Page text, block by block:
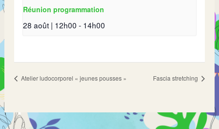
Réunion programmation
28 août | 12h00 - 14h00
Atelier ludocorporel « jeunes pousses » Fascia stretching